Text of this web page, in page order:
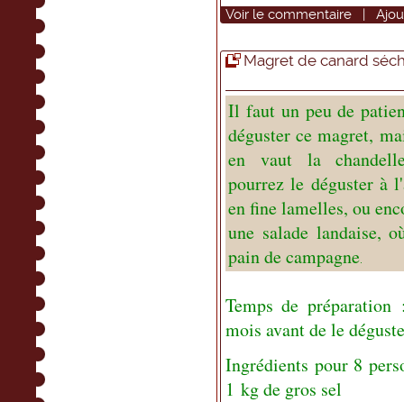
Voir le commentaire |
Magret de canard
Il faut un peu de
déguster ce magret,
en vaut la
pourrez le déguster à
en fine lamelles, ou
une salade landaise,
pain de campagne.
Temps de
mois avant de le
Ingrédients pour 8
1 kg de gros sel